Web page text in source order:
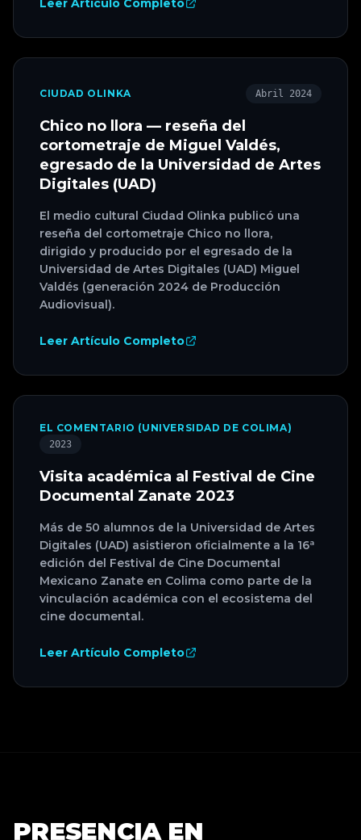
Leer Artículo Completo
CIUDAD OLINKA Abril 2024
Chico no llora — reseña del
cortometraje de Miguel Valdés,
egresado de la Universidad de Artes
Digitales (UAD)
El medio cultural Ciudad Olinka publicó una
reseña del cortometraje Chico no llora,
dirigido y producido por el egresado de la
Universidad de Artes Digitales (UAD) Miguel
Valdés (generación 2024 de Producción
Audiovisual).
Leer Artículo Completo
EL COMENTARIO (UNIVERSIDAD DE COLIMA)
2023
Visita académica al Festival de Cine
Documental Zanate 2023
Más de 50 alumnos de la Universidad de Artes
Digitales (UAD) asistieron oficialmente a la 16ª
edición del Festival de Cine Documental
Mexicano Zanate en Colima como parte de la
vinculación académica con el ecosistema del
cine documental.
Leer Artículo Completo
PRESENCIA EN